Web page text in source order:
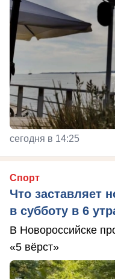
сегодня в 14:25
Спорт
Что заставляет
в субботу в 6
В Новороссийске
«5 вёрст»